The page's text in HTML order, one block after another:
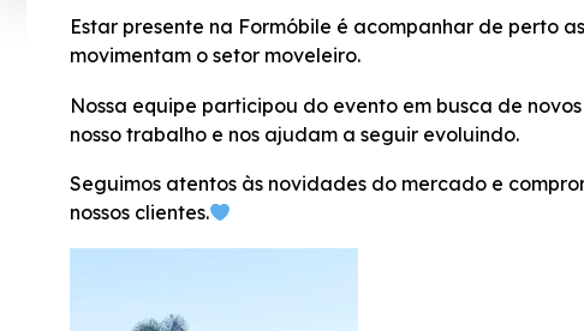
Estar presente na Formóbile é acompanhar de perto
movimentam o setor moveleiro.
Nossa equipe participou do evento em busca de
nosso trabalho e nos ajudam a seguir evoluindo.
Seguimos atentos às novidades do mercado e
nossos clientes.